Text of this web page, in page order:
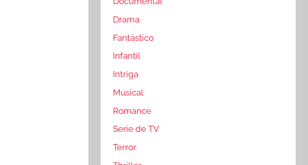
Drama
Fantástico
Infantil
Intriga
Musical
Romance
Serie de TV
Terror